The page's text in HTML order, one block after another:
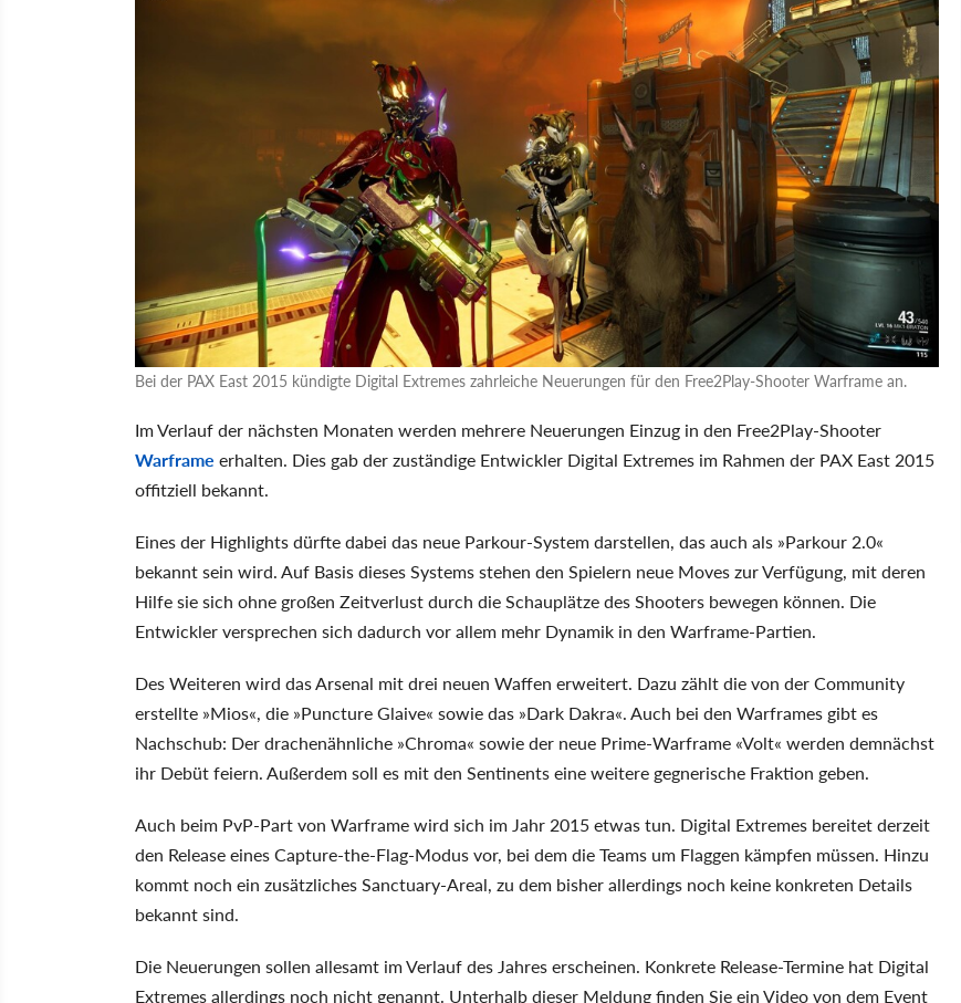
Bei der PAX East 2015 kündigte Digital Extremes zahrleiche Neuerungen für den Free2Play-Shooter Warframe an.
Im Verlauf der nächsten Monaten werden mehrere Neuerungen Einzug in den Free2Play-Shooter
Warframe erhalten. Dies gab der zuständige Entwickler Digital Extremes im Rahmen der PAX East 2015
offitziell bekannt.
Eines der Highlights dürfte dabei das neue Parkour-System darstellen, das auch als »Parkour 2.0«
bekannt sein wird. Auf Basis dieses Systems stehen den Spielern neue Moves zur Verfügung, mit deren
Hilfe sie sich ohne großen Zeitverlust durch die Schauplätze des Shooters bewegen können. Die
Entwickler versprechen sich dadurch vor allem mehr Dynamik in den Warframe-Partien.
Des Weiteren wird das Arsenal mit drei neuen Waffen erweitert. Dazu zählt die von der Community
erstellte »Mios«, die »Puncture Glaive« sowie das »Dark Dakra«. Auch bei den Warframes gibt es
Nachschub: Der drachenähnliche »Chroma« sowie der neue Prime-Warframe «Volt« werden demnächst
ihr Debüt feiern. Außerdem soll es mit den Sentinents eine weitere gegnerische Fraktion geben.
Auch beim PvP-Part von Warframe wird sich im Jahr 2015 etwas tun. Digital Extremes bereitet derzeit
den Release eines Capture-the-Flag-Modus vor, bei dem die Teams um Flaggen kämpfen müssen. Hinzu
kommt noch ein zusätzliches Sanctuary-Areal, zu dem bisher allerdings noch keine konkreten Details
bekannt sind.
Die Neuerungen sollen allesamt im Verlauf des Jahres erscheinen. Konkrete Release-Termine hat Digital
Extremes allerdings noch nicht genannt. Unterhalb dieser Meldung finden Sie ein Video von dem Event